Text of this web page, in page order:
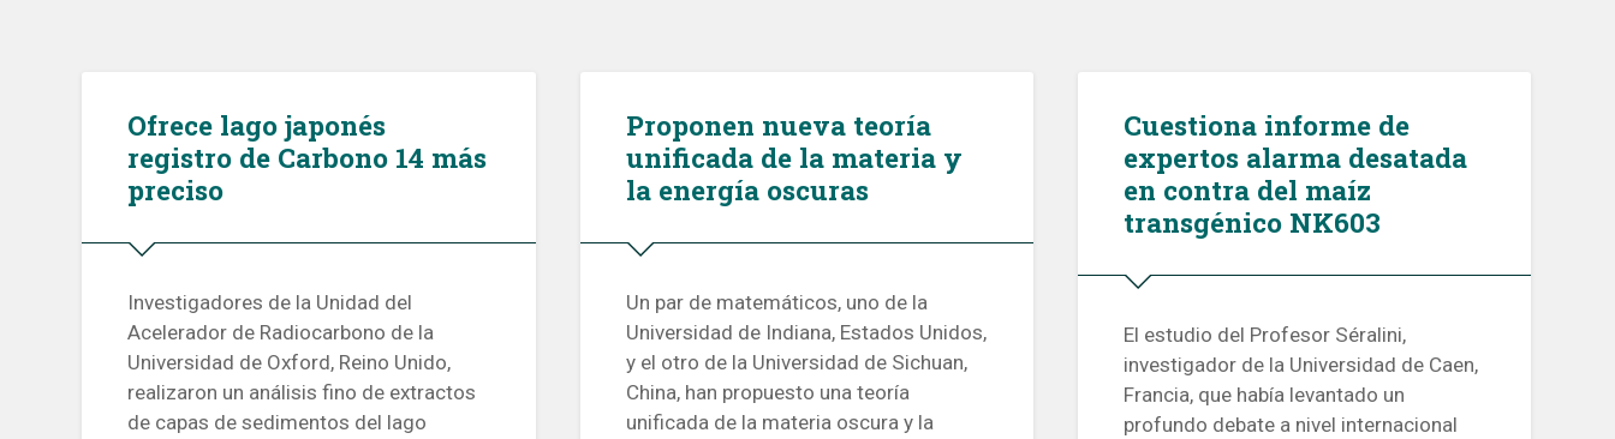
Ofrece lago japonés
registro de Carbono 14 más
preciso
Investigadores de la Unidad del
Acelerador de Radiocarbono de la
Universidad de Oxford, Reino Unido,
realizaron un análisis fino de extractos
de capas de sedimentos del lago
Proponen nueva teoría
unificada de la materia y
la energía oscuras
Un par de matemáticos, uno de la
Universidad de Indiana, Estados Unidos,
y el otro de la Universidad de Sichuan,
China, han propuesto una teoría
unificada de la materia oscura y la
Cuestiona informe de
expertos alarma desatada
en contra del maíz
transgénico NK603
El estudio del Profesor Séralini,
investigador de la Universidad de Caen,
Francia, que había levantado un
profundo debate a nivel internacional